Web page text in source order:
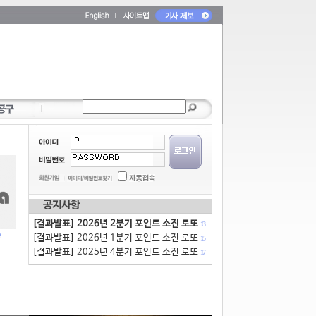
공지사항
[결과발표] 2026년 2분기 포인트 소진 로또 13
[결과발표] 2026년 1분기 포인트 소진 로또 15
[결과발표] 2025년 4분기 포인트 소진 로또 17